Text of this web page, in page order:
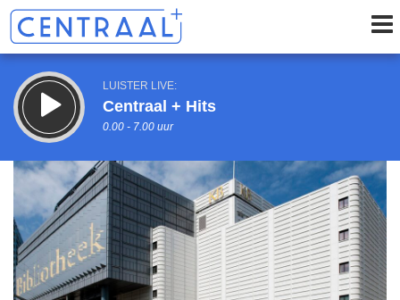
LUISTER LIVE:
Centraal + Hits
0.00 - 7.00 uur
STRAKS:
Centraal+ Weekoverzicht
7.00 - 9.00 uur
Vorig uur
uur 1 van 0 Volgend uur
Inklappen